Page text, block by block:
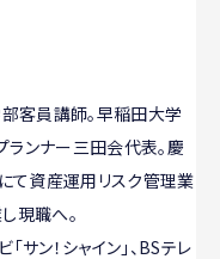
客員講師。早稲田大学
ランナー三田会代表。慶
て資産運用リスク管理業
現職へ。
サン！シャイン」、BSテレ